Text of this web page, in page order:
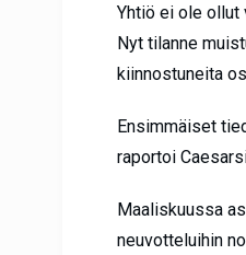
Yhtiö ei ole ollut
Nyt tilanne
kiinnostuneita
Ensimmäiset
raportoi
Maaliskuussa
neuvotteluihin